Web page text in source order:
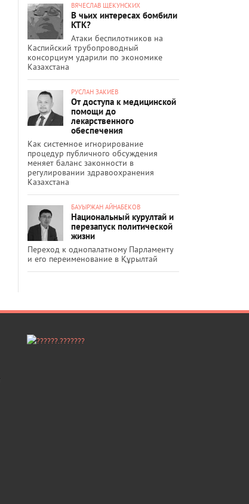
ВЯЧЕСЛАВ ЩЕКУНСКИХ
В чьих интересах бомбили
КТК?
Атаки беспилотников на
Каспийский трубопроводный
консорциум ударили по экономике
Казахстана
РУСЛАН ЗАКИЕВ
От доступа к медицинской
помощи до
лекарственного
обеспечения
Как системное игнорирование
процедур публичного обсуждения
меняет баланс законности в
регулировании здравоохранения
Казахстана
БАУЫРЖАН АЙНАБЕКОВ
Национальный курултай и
перезапуск политической
жизни
Переход к однопалатному Парламенту
и его переименование в Құрылтай